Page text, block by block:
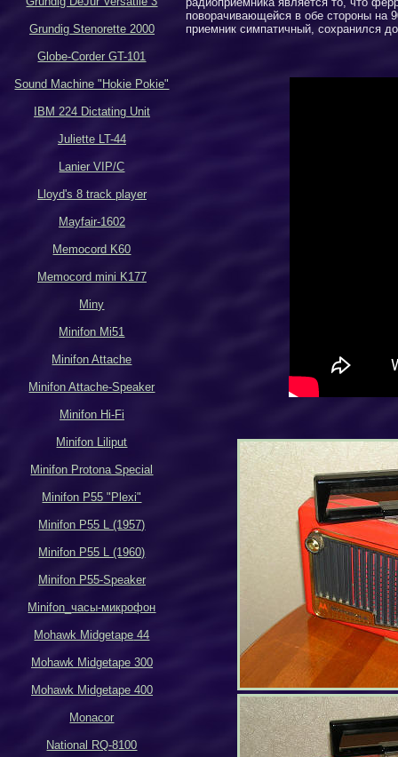
Grundig Stenorette 2000
Globe-Corder GT-101
Sound Machine "Hokie Pokie"
IBM 224 Dictating Unit
Juliette LT-44
Lanier VIP/C
Lloyd's 8 track player
Mayfair-1602
Memocord K60
Memocord mini K177
Miny
Minifon Mi51
Minifon Attache
Minifon Attache-Speaker
Minifon Hi-Fi
Minifon Liliput
Minifon Protona Special
Minifon P55 "Plexi"
Minifon P55 L (1957)
Minifon P55 L (1960)
Minifon P55-Speaker
Minifon_часы-микрофон
Mohawk Midgetape 44
Mohawk Midgetape 300
Mohawk Midgetape 400
Monacor
National RQ-8100
поворачивающейся в обе стороны на
приемник симпатичный, сохранился